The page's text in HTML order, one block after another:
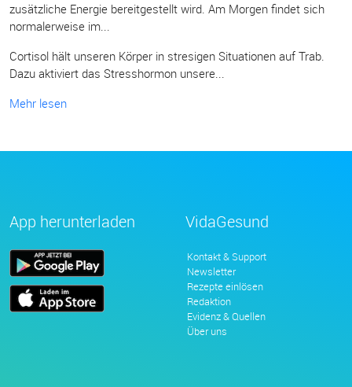
zusätzliche Energie bereitgestellt wird. Am Morgen findet sich
normalerweise im...
Cortisol hält unseren Körper in stresigen Situationen auf Trab.
Dazu aktiviert das Stresshormon unsere...
Mehr lesen
App herunterladen VidaGesund
Kontakt & Support
Newsletter
Rezepte einlösen
Redaktion
Evidenz & Quellen
Über uns